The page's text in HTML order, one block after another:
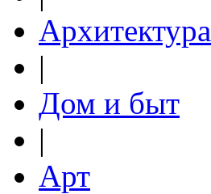
Архитектура
|
Дом и быт
|
Арт